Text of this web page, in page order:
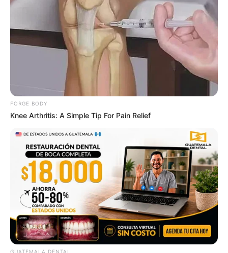
Japan's Greatest Doctors Say Memory Loss Isn't
Age: Just Stop Drinking These 3 Beverages
Guatemala Dental
GUATEMALA DENTAL
FORGE BODY
Knee Arthritis: A Simple Tip For Pain Relief
GUATEMALA DENTAL